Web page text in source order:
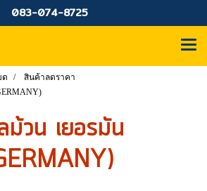
083-074-8725
ด
สินค้าลดราคา
ม้วน เยอรมัน